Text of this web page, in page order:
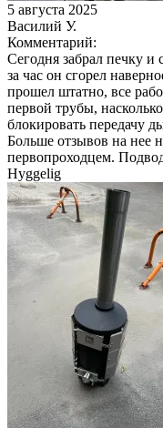
5 августа 2025
Василий У.
Комментарий:
Сегодня забрал печку и
за час он сгорел
прошел штатно, все
первой трубы,
блокировать передачу
Больше отзывов на нее
первопроходцем.
Hyggelig